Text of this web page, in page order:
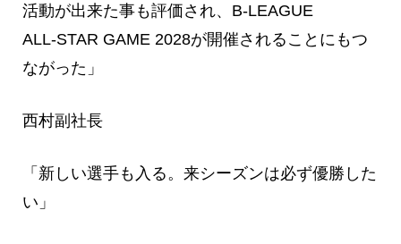
活動が出来た事も評価され、B‑LEAGUE
ALL‑STAR GAME 2028が開催されることにもつ
ながった」
西村副社長
「新しい選手も入る。来シーズンは必ず優勝した
い」